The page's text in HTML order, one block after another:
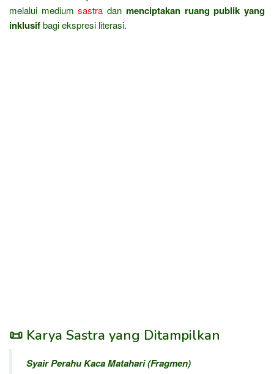
melalui mediumsastra dan menciptakan ruang publik yang
inklusifbagi ekspresi literasi.
📜 Karya Sastra yang Ditampilkan
Syair Perahu Kaca Matahari (Fragmen)